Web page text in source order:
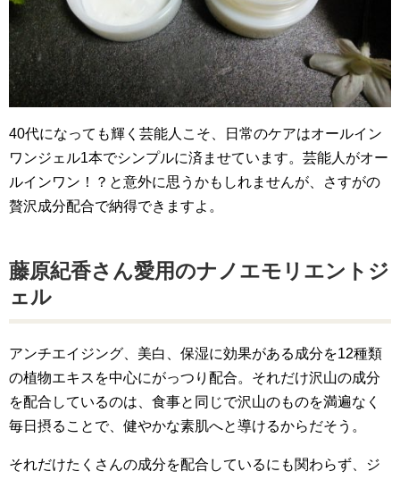
40代になっても輝く芸能人こそ、日常のケアはオールイン
ワンジェル1本でシンプルに済ませています。芸能人がオー
ルインワン！？と意外に思うかもしれませんが、さすがの
贅沢成分配合で納得できますよ。
藤原紀香さん愛用のナノエモリエントジ
ェル
アンチエイジング、美白、保湿に効果がある成分を12種類
の植物エキスを中心にがっつり配合。それだけ沢山の成分
を配合しているのは、食事と同じで沢山のものを満遍なく
毎日摂ることで、健やかな素肌へと導けるからだそう。
それだけたくさんの成分を配合しているにも関わらず、ジ